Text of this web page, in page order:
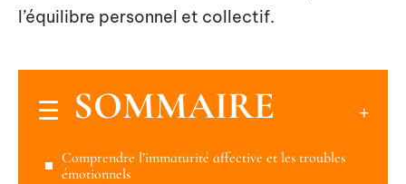
l’équilibre personnel et collectif.
SOMMAIRE
Comprendre l’immaturité affective et les troubles
émotionnels